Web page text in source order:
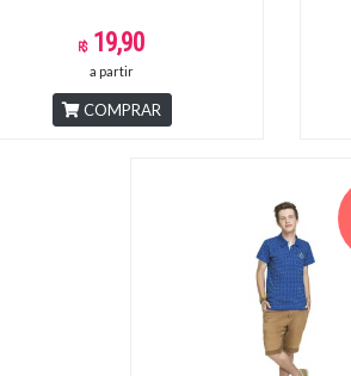
19,90
a partir
COMPRAR